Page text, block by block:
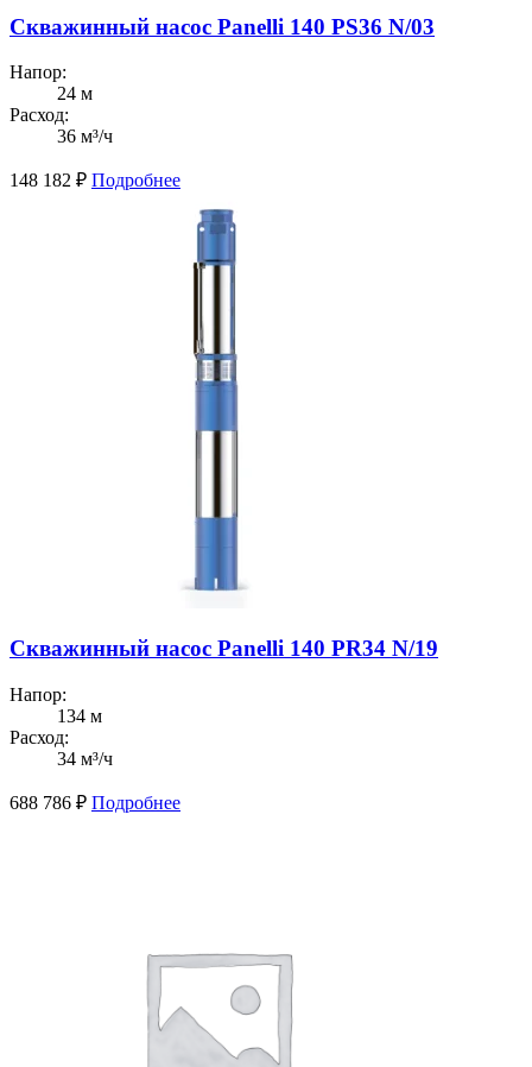
Скважинный насос Panelli 140 PS36 N/03
Напор:
24 м
Расход:
36 м³/ч
148 182 ₽ Подробнее
Скважинный насос Panelli 140 PR34 N/19
Напор:
134 м
Расход:
34 м³/ч
688 786 ₽ Подробнее